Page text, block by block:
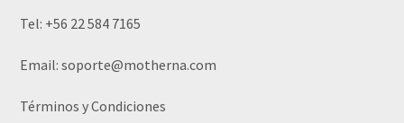
Tel: +56 22 584 7165
Email:soporte@motherna.com
Términos y Condiciones